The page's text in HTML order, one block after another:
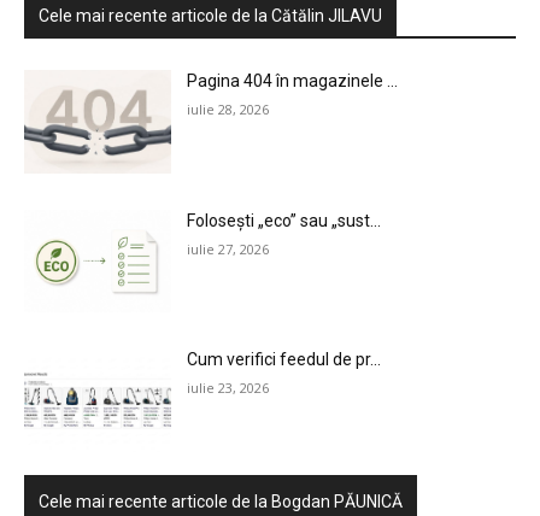
Cele mai recente articole de la Cătălin JILAVU
Pagina 404 în magazinele ...
iulie 28, 2026
Folosești „eco” sau „sust...
iulie 27, 2026
Cum verifici feedul de pr...
iulie 23, 2026
Cele mai recente articole de la Bogdan PĂUNICĂ